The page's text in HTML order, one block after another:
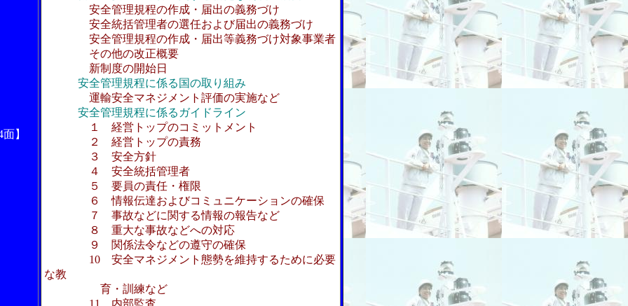
】
安全管理規程の作成・届出の義務づけ
安全統括管理者の選任および届出の義務づけ
安全管理規程の作成・届出等義務づけ対象事業者
その他の改正概要
新制度の開始日
安全管理規程に係る国の取り組み
運輸安全マネジメント評価の実施など
安全管理規程に係るガイドライン
１ 経営トップのコミットメント
２ 経営トップの責務
３ 安全方針
４ 安全統括管理者
５ 要員の責任・権限
６ 情報伝達およびコミュニケーションの確保
７ 事故などに関する情報の報告など
８ 重大な事故などへの対応
９ 関係法令などの遵守の確保
10 安全マネジメント態勢を維持するために必要
な教
育・訓練など
11 内部監査